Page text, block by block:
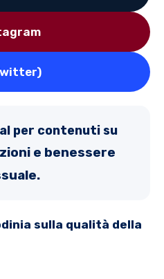
per contenuti su
zioni e benessere
sulla qualità della